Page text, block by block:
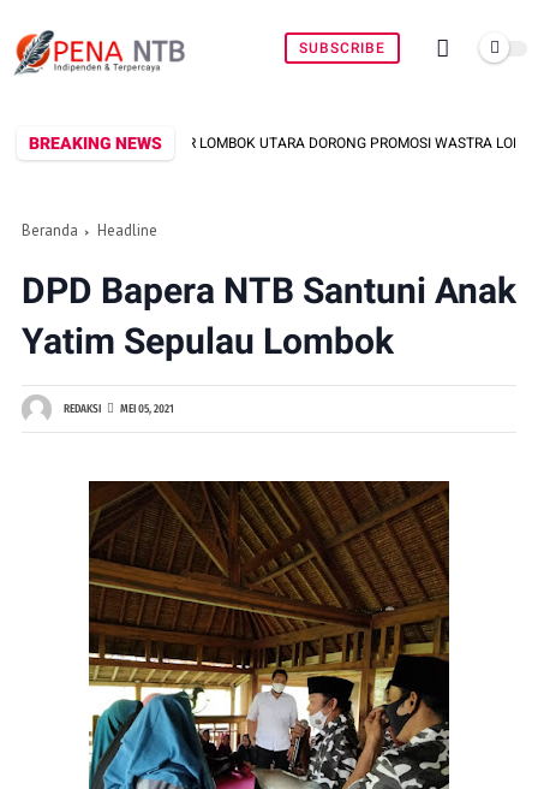
SUBSCRIBE
BREAKING NEWS
LOMBOK UTARA DORONG PROMOSI WASTRA LOKAL LEWAT FASHION STREET
Beranda Headline
DPD Bapera NTB Santuni Anak
Yatim Sepulau Lombok
REDAKSI MEI 05, 2021